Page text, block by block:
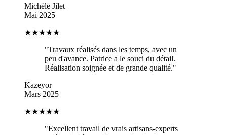
Michèle Jilet
Mai 2025
★★★★★
"Travaux réalisés dans les temps, avec un
peu d'avance. Patrice a le souci du détail.
Réalisation soignée et de grande qualité."
Kazeyor
Mars 2025
★★★★★
"Excellent travail de vrais artisans-experts